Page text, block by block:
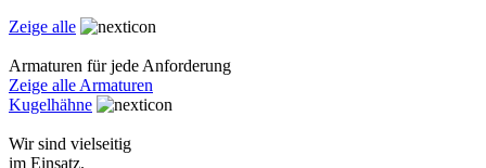
Zeige alle
Armaturen für jede Anforderung
Zeige alle Armaturen
Kugelhähne
Wir sind vielseitig
im Einsatz.